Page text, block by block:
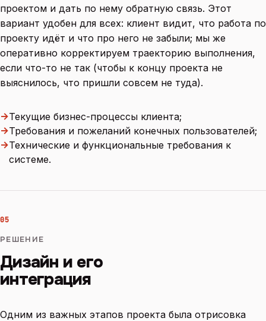
проектом и дать по нему обратную связь. Этот
вариант удобен для всех: клиент видит, что работа по
проекту идёт и что про него не забыли; мы же
оперативно корректируем траекторию выполнения,
если что-то не так (чтобы к концу проекта не
выяснилось, что пришли совсем не туда).
→Текущие бизнес-процессы клиента;
→Требования и пожеланий конечных пользователей;
→Технические и функциональные требования к
системе.
05
РЕШЕНИЕ
Дизайн и его
интеграция
Одним из важных этапов проекта была отрисовка